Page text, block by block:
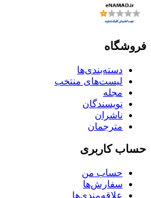
فروشگاه
دسته‌بندی‌ها
لیست‌های منتخب
مجله
نویسندگان
ناشران
مترجمان
حساب کاربری
حساب من
سفارش‌ها
علاقه‌مندی‌ها